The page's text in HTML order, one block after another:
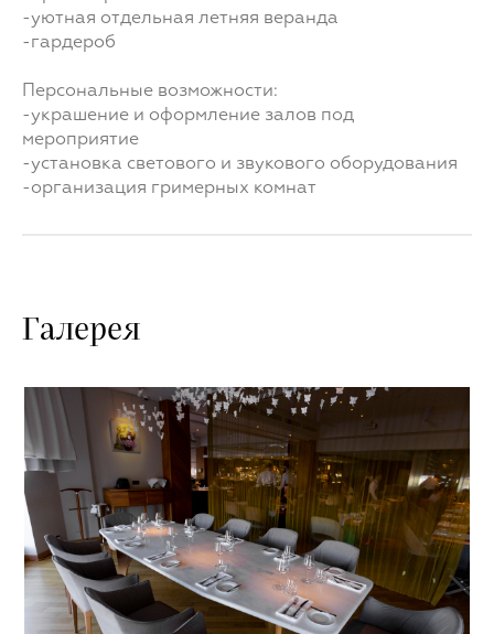
-уютная отдельная летняя веранда
-гардероб
Персональные возможности:
-украшение и оформление залов под
мероприятие
-установка светового и звукового оборудования
-организация гримерных комнат
Галерея